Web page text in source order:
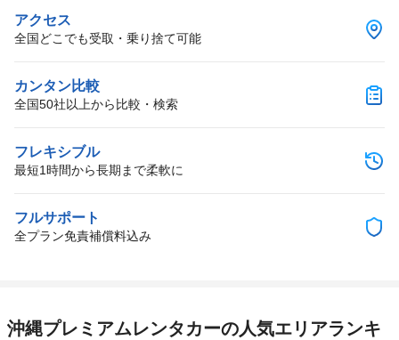
アクセス
全国どこでも受取・乗り捨て可能
カンタン比較
全国50社以上から比較・検索
フレキシブル
最短1時間から長期まで柔軟に
フルサポート
全プラン免責補償料込み
沖縄プレミアムレンタカーの人気エリアランキ